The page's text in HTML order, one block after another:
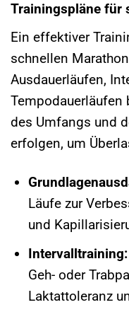
Trainingspläne für
Ein effektiver
schnellen
Ausdauerläufen,
Tempodauerläufen
des Umfangs und
erfolgen, um
Läufe zur
und
Intervalltraining:
Geh- oder
Laktattoleranz